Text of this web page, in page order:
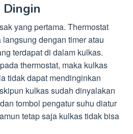
Dingin
yang pertama. Thermostat
dengan timer atau
terdapat di dalam kulkas.
thermostat, maka kulkas
tidak dapat mendinginkan
kulkas sudah dinyalakan
tombol pengatur suhu diatur
tetap saja kulkas tidak bisa